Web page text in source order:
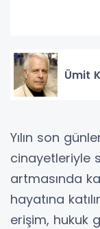
Ümit
Yılın son
cinayetleriyle
artmasında
hayatına
erişim, hukuk